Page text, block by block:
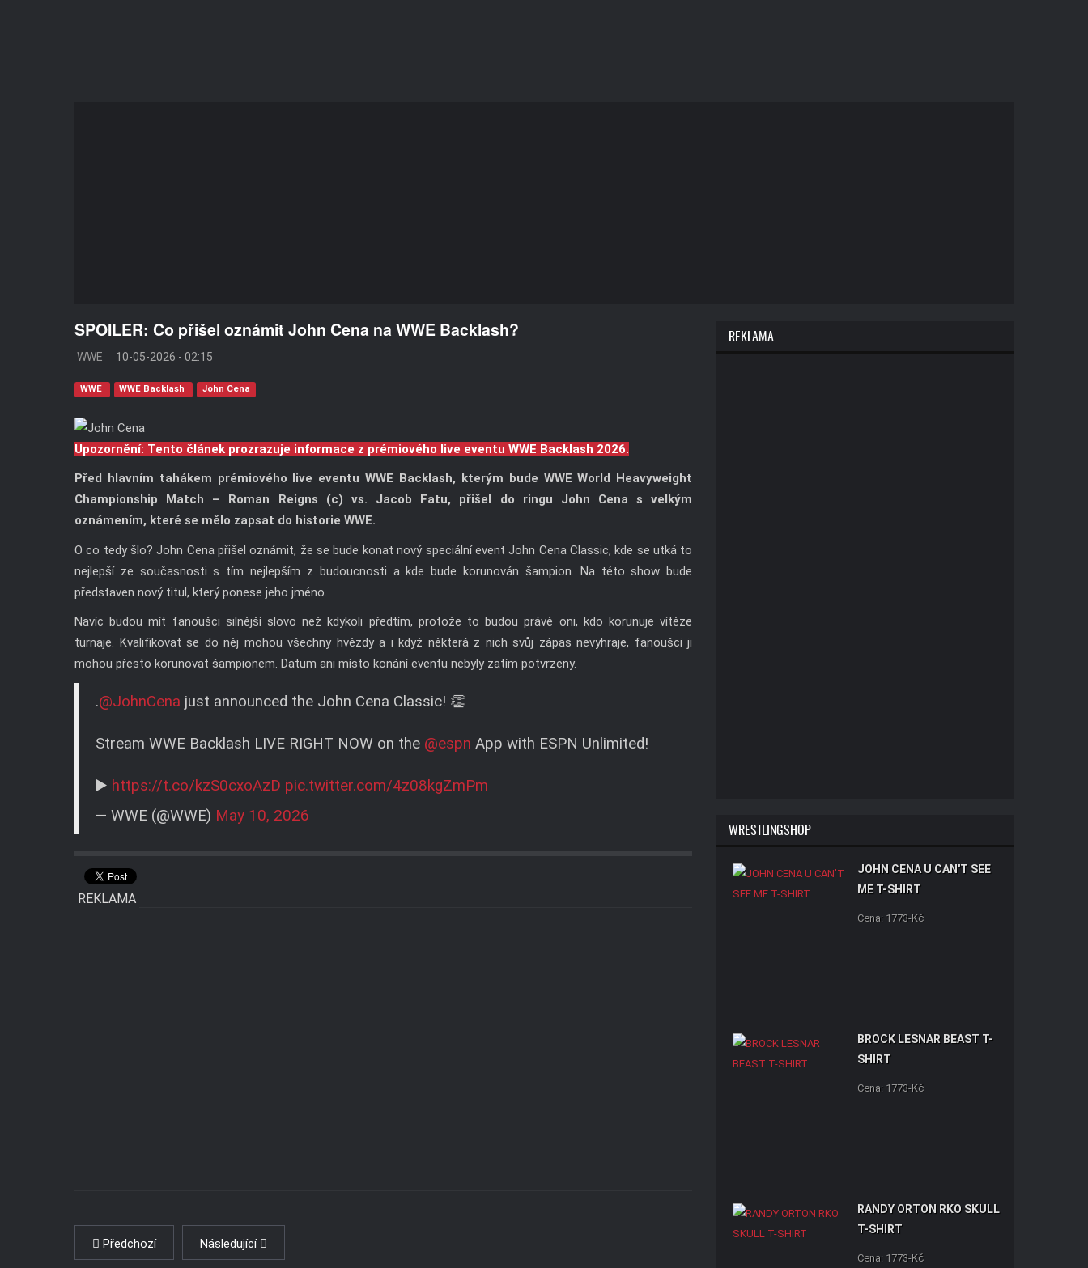
SPOILER: Co přišel oznámit John Cena na WWE Backlash?
WWE 10-05-2026 - 02:15
WWE WWE Backlash John Cena
Upozornění: Tento článek prozrazuje informace z prémiového live eventu WWE Backlash 2026.
Před hlavním tahákem prémiového live eventu WWE Backlash, kterým bude WWE World Heavyweight
Championship Match – Roman Reigns (c) vs. Jacob Fatu, přišel do ringu John Cena s velkým
oznámením, které se mělo zapsat do historie WWE.
O co tedy šlo? John Cena přišel oznámit, že se bude konat nový speciální event John Cena Classic, kde se utká to
nejlepší ze současnosti s tím nejlepším z budoucnosti a kde bude korunován šampion. Na této show bude
představen nový titul, který ponese jeho jméno.
Navíc budou mít fanoušci silnější slovo než kdykoli předtím, protože to budou právě oni, kdo korunuje vítěze
turnaje. Kvalifikovat se do něj mohou všechny hvězdy a i když některá z nich svůj zápas nevyhraje, fanoušci ji
mohou přesto korunovat šampionem. Datum ani místo konání eventu nebyly zatím potvrzeny.
.@JohnCena just announced the John Cena Classic! 👏
Stream WWE Backlash LIVE RIGHT NOW on the @espn App with ESPN Unlimited!
▶️ https://t.co/kzS0cxoAzD pic.twitter.com/4z08kgZmPm
— WWE (@WWE) May 10, 2026
REKLAMA
Předchozí Následující
REKLAMA
WRESTLINGSHOP
JOHN CENA U CAN'T SEE
ME T-SHIRT
Cena: 1773-Kč
BROCK LESNAR BEAST T-
SHIRT
Cena: 1773-Kč
RANDY ORTON RKO SKULL
T-SHIRT
Cena: 1773-Kč